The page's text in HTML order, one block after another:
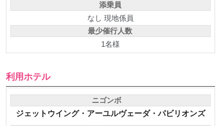
添乗員
なし 現地係員
最少催行人数
1名様
利用ホテル
ニゴンボ
ジェットウイング・アーユルヴェーダ・パビリオンズ